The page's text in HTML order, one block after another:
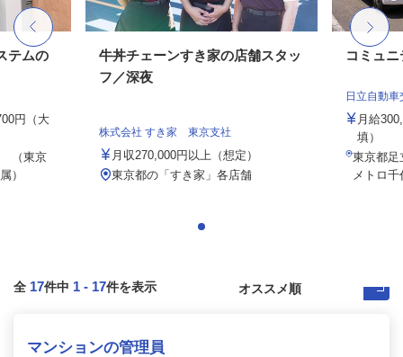
テムの
円（大
（東京
）
牛丼チェーンすき家の店舗スタッ
フ／深夜
株式会社 すき家 東京支社
月収270,000円以上（想定）
東京都の「すき家」各店舗
コミュ
日立自動
月給
填）
東京都足
メトロ
全 17件中 1 - 17件を表示
マンションの管理員